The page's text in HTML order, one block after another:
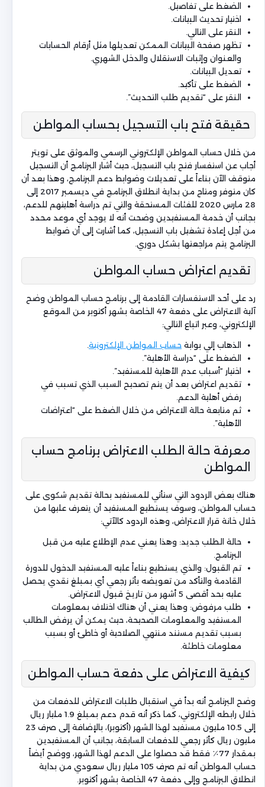
الضغط على تفاصيل.
اختيار تحديث البيانات.
النقر على التالي.
تظهر صفحة البيانات الممكن تعديلها مثل أرقام الحسابات
والعنوان وإثبات الاستقلال والدخل الشهري.
تعديل البيانات.
الضغط على تأكيد.
النقر على “تقديم طلب التحديث”.
حقيقة فتح باب التسجيل بحساب المواطن
من خلال حساب المواطن الإلكتروني الرسمي والموثق على تويتر
أجاب عن استفسار فتح باب التسجيل، حيث أشار البرنامج أن التسجيل
متوقف الآن بناءاً على تعديلات وضوابط دعم البرنامج، وهذا بعد أن
كان متوفر ومتاح من بداية انطلاق البرنامج في ديسمبر 2017 إلى
28 مارس 2020 للفئات المستحقة والتي تم دراسة أهليتهم للدعم،
بجانب أن خدمة المستفيدين وضحت أنه لا يوجد أي موعد محدد
من أجل إعادة تشغيل باب التسجيل، كما أشارت إلى أن ضوابط
البرنامج يتم مراجعتها بشكل دوري.
تقديم اعتراض حساب المواطن
رد على أحد الاستفسارات القادمة إلى برنامج حساب المواطن وضح
آلية الاعتراض على دفعة 47 الخاصة بشهر أكتوبر من الموقع
الإلكتروني، وعبر اتباع التالي:
الذهاب إلي بوابة حساب المواطن الإلكترونية.
الضغط على “دراسة الأهلية”.
اختيار “أسباب عدم الأهلية للمستفيد”.
تقديم اعتراض بعد أن يتم تصحيح السبب الذي تسبب في
رفض أهلية الدعم.
ثم متابعة حالة الاعتراض من خلال الضغط على “اعتراضات
الأهلية”.
معرفة حالة الطلب الاعتراض برنامج حساب
المواطن
هناك بعض الردود التي ستأتي للمستفيد بحالة تقديم شكوى على
حساب المواطن، وسوف يستطيع المستفيد أن يتعرف عليها من
خلال خانة قرار الاعتراض، وهذه الردود كالآتي:
حالة الطلب جديد: وهذا يعني عدم الإطلاع عليه من قبل
البرنامج.
تم القبول: والذي يستطيع بناءاً عليه المستفيد الدخول للدورة
القادمة والتأكد من تعويضه بأثر رجعي أي بمبلغ نقدي يحصل
عليه بحد أقصى 5 أشهر من تاريخ قبول الاعتراض.
طلب مرفوض: وهذا يعني أن هناك اختلاف بمعلومات
المستفيد والمعلومات الصحيحة، حيث يمكن أن يرفض الطالب
بسبب تقديم مستند منتهي الصلاحية أو خاطئ أو بسبب
معلومات خاطئة.
كيفية الاعتراض على دفعة حساب المواطن
وضح البرنامج أنه بدأ في استقبال طلبات الاعتراض للدفعات من
خلال رابطه الإلكتروني، كما ذكر أنه قدم دعم بمبلغ 1.9 مليار ريال
إلى 10.5 مليون مستفيد لهذا الشهر (أكتوبر)، بالإضافة إلى صرف 23
مليون ريال كأثر رجعي للدفعات السابقة، بجانب أن المستفيدين
بمقدار 77٪ فقط قد حصلوا على الدعم لهذا الشهر، ووضح أيضاً
حساب المواطن أنه تم صرف 105 مليار ريال سعودي من بداية
انطلاق البرنامج وإلى دفعة 47 الخاصة بشهر أكتوبر.